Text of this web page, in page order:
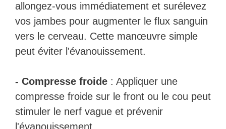
allongez-vous immédiatement et surélevez
vos jambes pour augmenter le flux sanguin
vers le cerveau. Cette manœuvre simple
peut éviter l'évanouissement.
- Compresse froide : Appliquer une
compresse froide sur le front ou le cou peut
stimuler le nerf vague et prévenir
l'évanouissement.